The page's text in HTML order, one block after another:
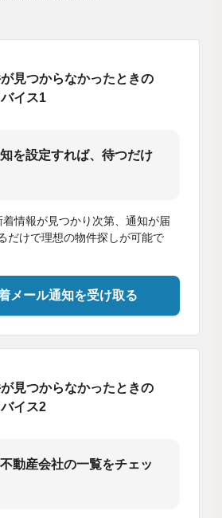
見つからなかったときの
イス1
を設定すれば、待つだけ
情報が見つかり次第、通知が届
だけで理想の物件探しが可能で
メール通知を受け取る
見つからなかったときの
イス2
動産会社の一覧をチェッ